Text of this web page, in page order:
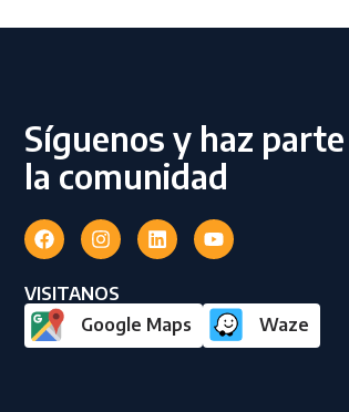
Síguenos y haz
la comunidad
VISITANOS
Google Maps
Waze